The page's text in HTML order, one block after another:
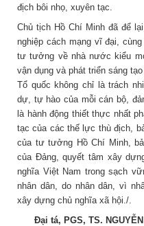
địch bôi nhọ, xuyên tạc.
Chủ tịch Hồ Chí Minh đã để
nghiệp cách mạng vĩ đại,
tư tưởng về nhà nước kiểu
vận dụng và phát triển sáng
Tổ quốc không chỉ là trách
dự, tự hào của mỗi cán bộ,
là hành động thiết thực nhất
tạc của các thế lực thù địch,
của tư tưởng Hồ Chí Minh,
của Đảng, quyết tâm xây
nghĩa Việt Nam trong sạch
nhân dân, do nhân dân, vì
xây dựng chủ nghĩa xã hội./.
Đại tá, PGS, TS.